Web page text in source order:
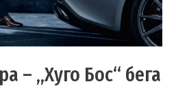
– „Хуго Бос“ бега